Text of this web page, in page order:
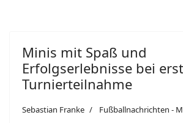
Minis mit Spaß und
Erfolgserlebnisse bei
Turnierteilnahme
Sebastian Franke Fußballnachrichten -